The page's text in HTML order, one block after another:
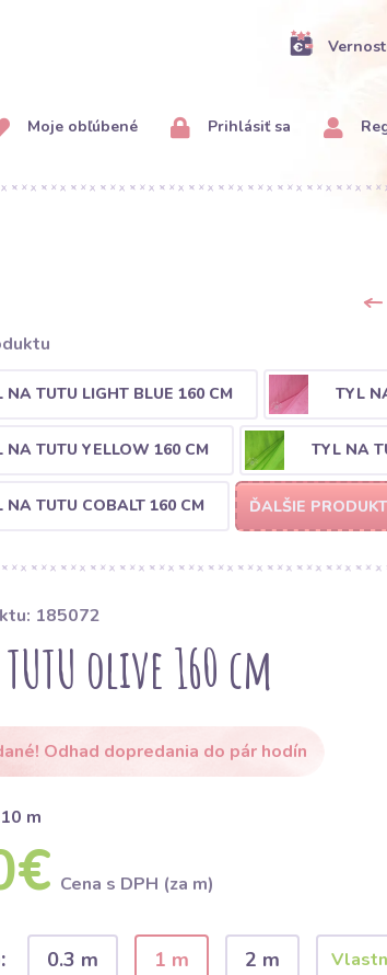
Moje obľúbené Prihlásiť sa
NA TUTU LIGHT BLUE 160 CM TYL
NA TUTU YELLOW 160 CM TYL NA
NA TUTU COBALT 160 CM ĎALŠIE
185072
olive 160 cm
Odhad dopredania do pár hodín
m
Cena s DPH (za m)
0.3 m 1 m 2 m